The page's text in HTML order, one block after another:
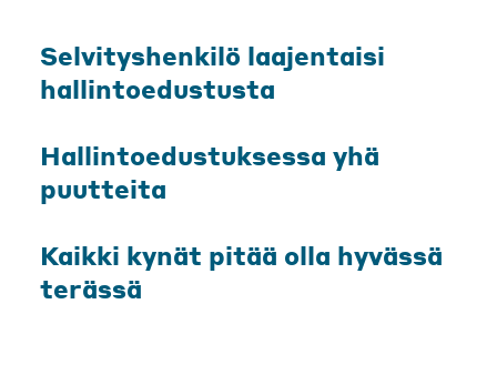
Selvityshenkilö laajentaisi
hallintoedustusta
Hallintoedustuksessa yhä
puutteita
Kaikki kynät pitää olla hyvässä
terässä